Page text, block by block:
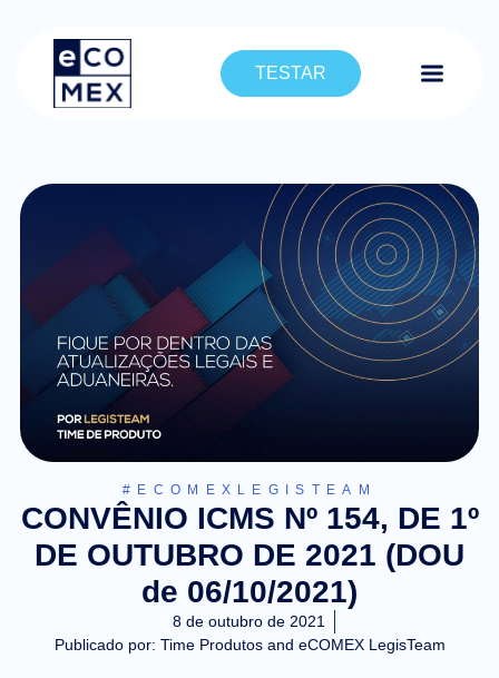
TESTAR
#ECOMEXLEGISTEAM
CONVÊNIO ICMS Nº 154, DE 1º
DE OUTUBRO DE 2021 (DOU
de 06/10/2021)
8 de outubro de 2021
Publicado por: Time Produtos and eCOMEX LegisTeam